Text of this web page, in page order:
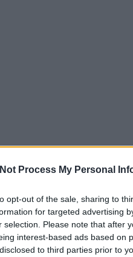
Process My Personal
opt-out of the sale, sharing to
for targeted advertising
selection. Please note that after
interest-based ads based on
to third parties prior to
oldalt
ellátást nyújt a
Budán.
héjak, amelyek
színvonalon.
oldalt
hírekkel szolgál a
oldalt
Keresőmarketing, Online